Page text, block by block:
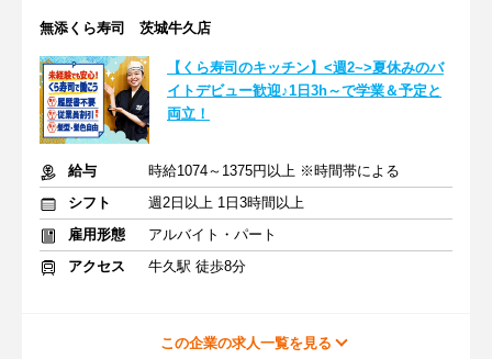
無添くら寿司 茨城牛久店
【くら寿司のキッチン】<週2~>夏休みのバ
イトデビュー歓迎♪1日3h～で学業＆予定と
両立！
給与
時給1074～1375円以上 ※時間帯による
シフト
週2日以上 1日3時間以上
雇用形態
アルバイト・パート
アクセス
牛久駅 徒歩8分
この企業の求人一覧を見る